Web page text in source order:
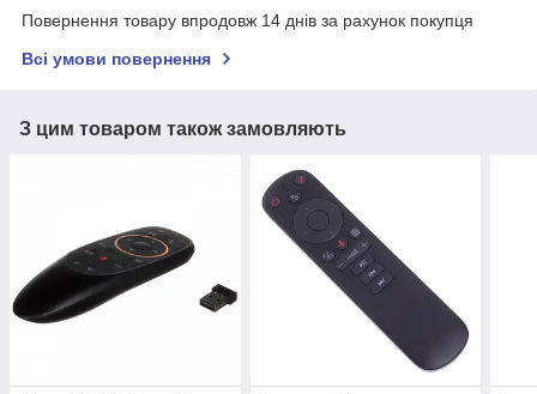
Повернення товару впродовж 14 днів за рахунок покупця
Всі умови повернення
З цим товаром також замовляють